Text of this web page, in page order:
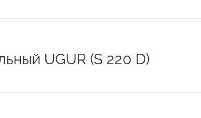
UGUR (S 220 D)